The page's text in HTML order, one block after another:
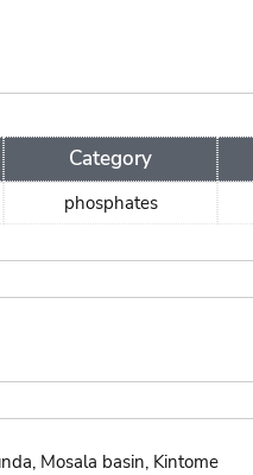
Category
phosphates
Mosala basin, Kintome